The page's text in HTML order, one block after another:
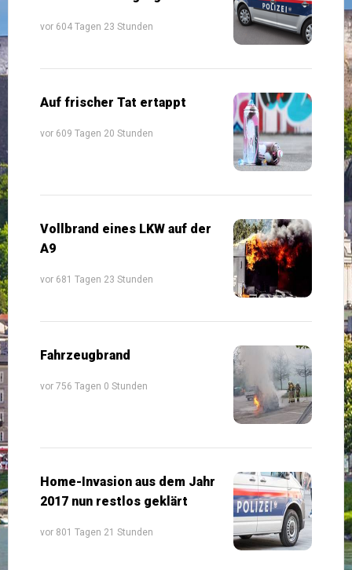
vor 604 Tagen 23 Stunden
Auf frischer Tat ertappt
vor 609 Tagen 20 Stunden
Vollbrand eines LKW auf der
A9
vor 681 Tagen 23 Stunden
Fahrzeugbrand
vor 756 Tagen 0 Stunden
Home-Invasion aus dem Jahr
2017 nun restlos geklärt
vor 801 Tagen 21 Stunden